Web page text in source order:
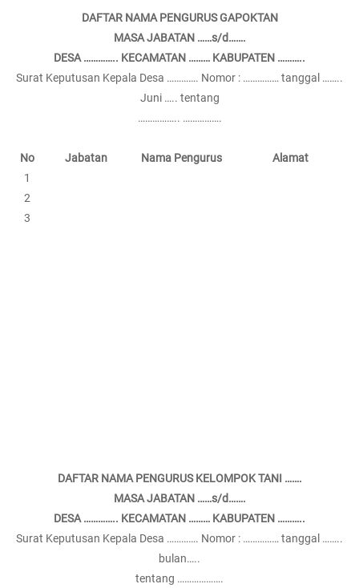
DAFTAR NAMA PENGURUS GAPOKTAN
MASA JABATAN ……s/d…….
DESA ………….. KECAMATAN ……… KABUPATEN ………..
Surat Keputusan Kepala Desa …………. Nomor : …………… tanggal ……..
Juni ….. tentang
…………….. …………….
No Jabatan Nama Pengurus
Alamat
1
2
3
DAFTAR NAMA PENGURUS KELOMPOK TANI …….
MASA JABATAN ……s/d…….
DESA ………….. KECAMATAN ……… KABUPATEN ………..
Surat Keputusan Kepala Desa …………. Nomor : …………… tanggal ……..
bulan…..
tentang ……………….